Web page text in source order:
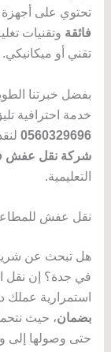
تحتوي على أجهزة
فائقة وتقنيات
تقني أو ميكانيكي.
بفضل خبرتنا
خدمة احترافية
0560329696
شركة نقل عفش
التعليمية.
نقل عفش
هل تبحث عن
في جدة؟ إن نقل
استمرارية عملك
بضمان، حيث
حتى وصولها إلى